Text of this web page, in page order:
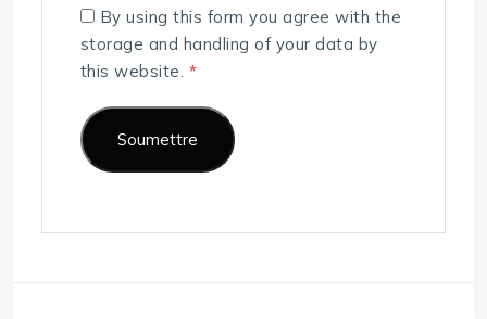
By using this form you agree with the
storage and handling of your data by
this website. *